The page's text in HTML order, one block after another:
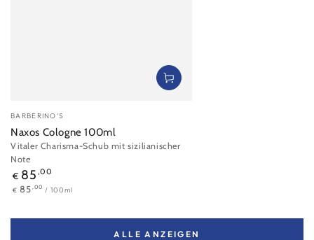
Verkäufer/in:
BARBERINO'S
Naxos Cologne 100ml
Vitaler Charisma-Schub mit sizilianischer
Note
Regulärer
Preis
€ 85 ,00
Stückpreis
€ 85 ,00 / pro
100ml
ALLE ANZEIGEN